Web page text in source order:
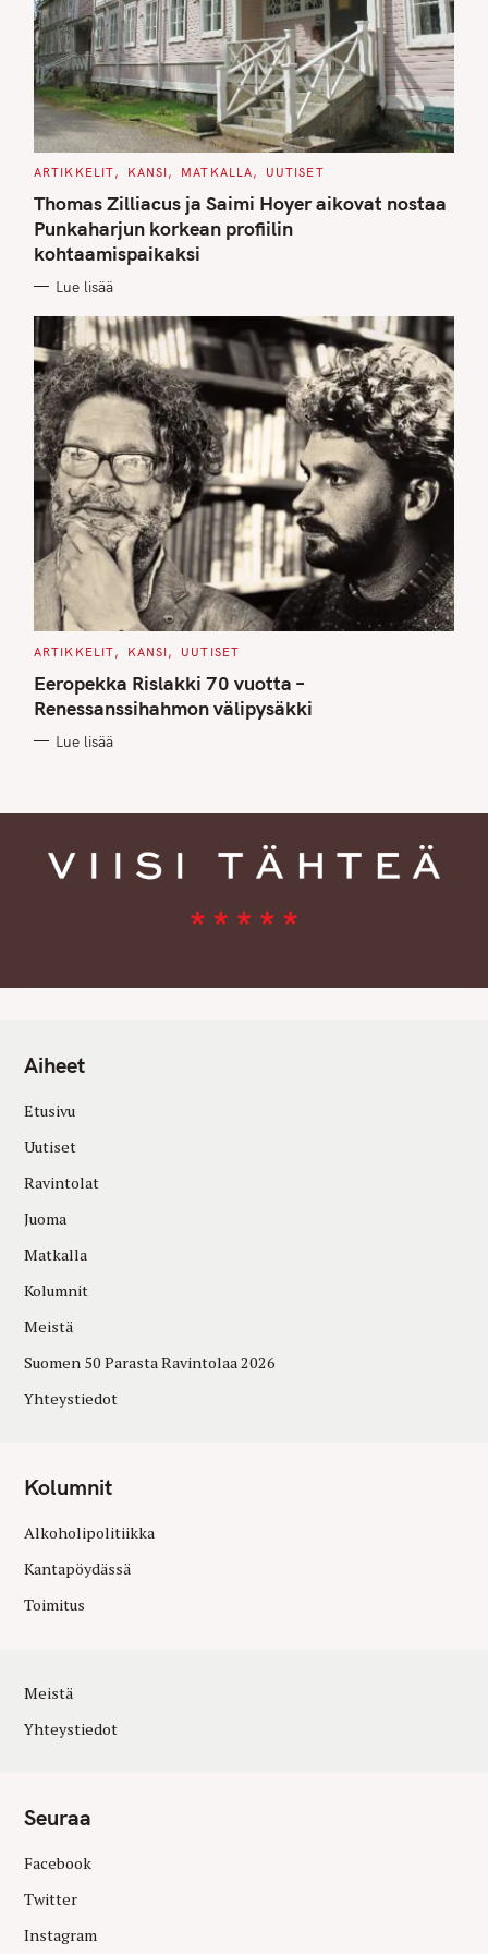
C
T
E
G
O
R
I
S
ARTIKKELIT KANSI MATKALLA UUTISET
Thomas Zilliacus ja Saimi Hoyer aikovat nostaa
Punkaharjun korkean profiilin
kohtaamispaikaksi
Lue lisää
C
T
E
G
O
I
ARTIKKELIT KANSI UUTISET
Eeropekka Rislakki 70 vuotta –
Renessanssihahmon välipysäkki
Lue lisää
Aiheet
Etusivu
Uutiset
Ravintolat
Juoma
Matkalla
Kolumnit
Meistä
Suomen 50 Parasta Ravintolaa 2026
Yhteystiedot
Kolumnit
Alkoholipolitiikka
Kantapöydässä
Toimitus
Meistä
Yhteystiedot
Seuraa
Facebook
Twitter
Instagram